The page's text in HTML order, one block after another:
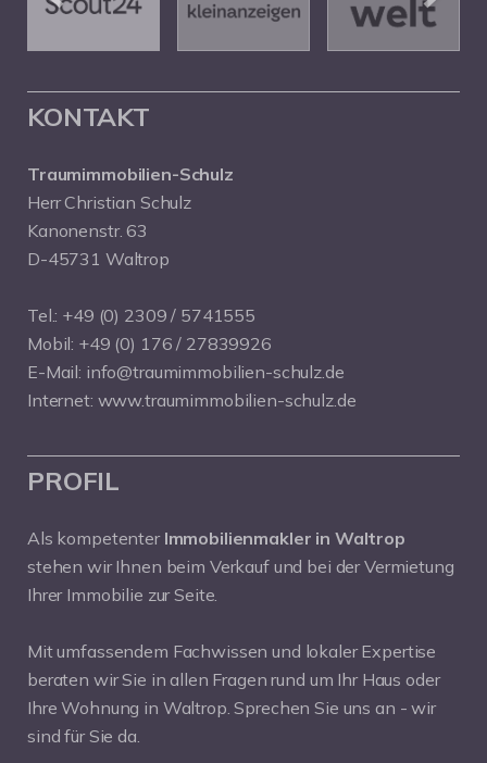
KONTAKT
Traumimmobilien-Schulz
Herr Christian Schulz
Kanonenstr. 63
D-45731 Waltrop
Tel.: +49 (0) 2309 / 5741555
Mobil: +49 (0) 176 / 27839926
E-Mail: info@traumimmobilien-schulz.de
Internet: www.traumimmobilien-schulz.de
PROFIL
Als kompetenter Immobilienmakler in Waltrop
stehen wir Ihnen beim Verkauf und bei der Vermietung
Ihrer Immobilie zur Seite.
Mit umfassendem Fachwissen und lokaler Expertise
beraten wir Sie in allen Fragen rund um Ihr Haus oder
Ihre Wohnung in Waltrop. Sprechen Sie uns an - wir
sind für Sie da.